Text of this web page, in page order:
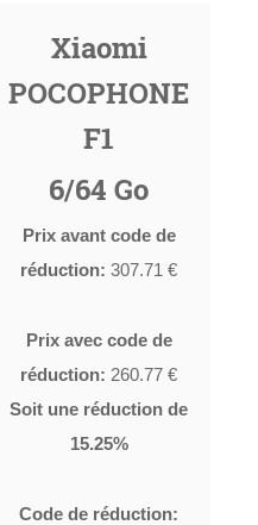
Xiaomi
POCOPHONE
F1
6/64 Go
Prix avant code de
réduction: 307.71 €
Prix avec code de
réduction: 260.77 €
Soit une réduction de
15.25%
Code de réduction: